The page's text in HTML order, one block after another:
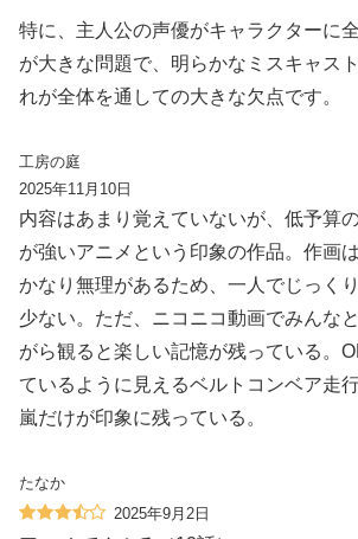
特に、主人公の声優がキャラクターに
が大きな問題で、明らかなミスキャス
れが全体を通しての大きな欠点です。
工房の庭
2025年11月10日
内容はあまり覚えていないが、低予算
が強いアニメという印象の作品。作画
かなり無理があるため、一人でじっく
少ない。ただ、ニコニコ動画でみんな
がら観ると楽しい記憶が残っている。
ているように見えるベルトコンベア走
嵐だけが印象に残っている。
たなか
2025年9月2日